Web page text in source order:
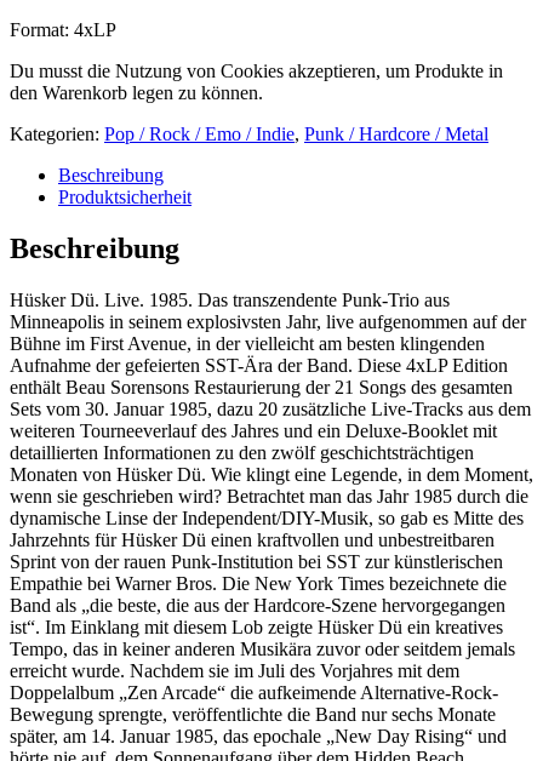
Format: 4xLP
Du musst die Nutzung von Cookies akzeptieren, um Produkte in
den Warenkorb legen zu können.
Kategorien: Pop / Rock / Emo / Indie, Punk / Hardcore / Metal
Beschreibung
Produktsicherheit
Beschreibung
Hüsker Dü. Live. 1985. Das transzendente Punk-Trio aus
Minneapolis in seinem explosivsten Jahr, live aufgenommen auf der
Bühne im First Avenue, in der vielleicht am besten klingenden
Aufnahme der gefeierten SST-Ära der Band. Diese 4xLP Edition
enthält Beau Sorensons Restaurierung der 21 Songs des gesamten
Sets vom 30. Januar 1985, dazu 20 zusätzliche Live-Tracks aus dem
weiteren Tourneeverlauf des Jahres und ein Deluxe-Booklet mit
detaillierten Informationen zu den zwölf geschichtsträchtigen
Monaten von Hüsker Dü. Wie klingt eine Legende, in dem Moment,
wenn sie geschrieben wird? Betrachtet man das Jahr 1985 durch die
dynamische Linse der Independent/DIY-Musik, so gab es Mitte des
Jahrzehnts für Hüsker Dü einen kraftvollen und unbestreitbaren
Sprint von der rauen Punk-Institution bei SST zur künstlerischen
Empathie bei Warner Bros. Die New York Times bezeichnete die
Band als „die beste, die aus der Hardcore-Szene hervorgegangen
ist“. Im Einklang mit diesem Lob zeigte Hüsker Dü ein kreatives
Tempo, das in keiner anderen Musikära zuvor oder seitdem jemals
erreicht wurde. Nachdem sie im Juli des Vorjahres mit dem
Doppelalbum „Zen Arcade“ die aufkeimende Alternative-Rock-
Bewegung sprengte, veröffentlichte die Band nur sechs Monate
später, am 14. Januar 1985, das epochale „New Day Rising“ und